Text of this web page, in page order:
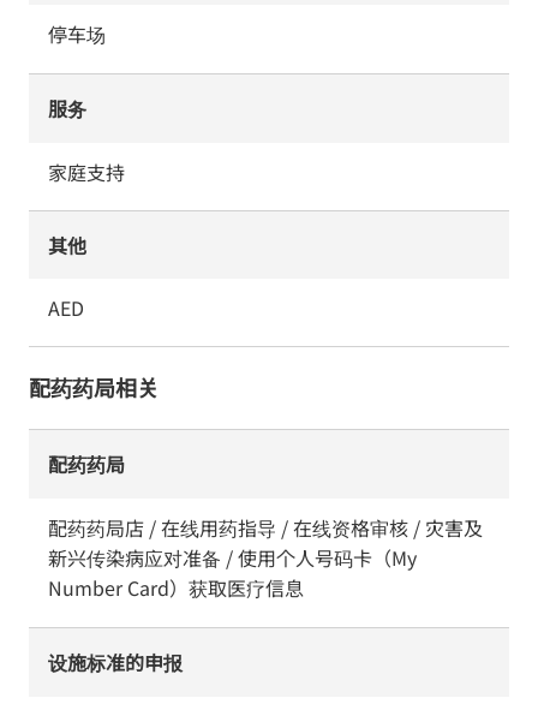
停车场
服务
家庭支持
其他
AED
配药药局相关
配药药局
配药药局店 / 在线用药指导 / 在线资格审核 / 灾害及
新兴传染病应对准备 / 使用个人号码卡（My
Number Card）获取医疗信息
设施标准的申报